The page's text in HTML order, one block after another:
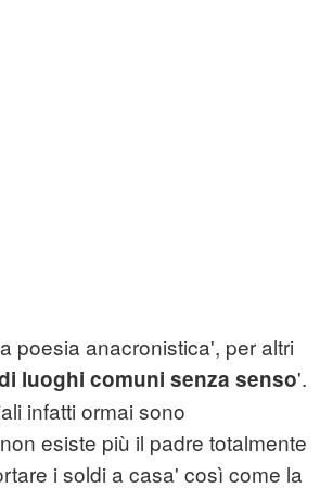
poesia anacronistica', per altri
luoghi comuni senza senso'.
infatti ormai sono
esiste più il padre totalmente
i soldi a casa' così come la